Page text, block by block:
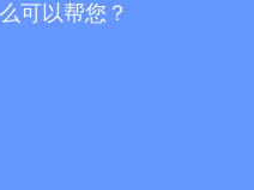
可以帮您？